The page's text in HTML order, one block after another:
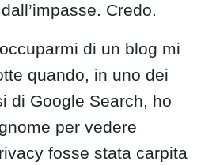
Credo.
di un blog mi
quando, in uno dei
di Google Search, ho
per vedere
fosse stata carpita